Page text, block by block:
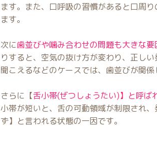
ます。また、口呼吸の習慣があると口周
ます。
次に歯並びや噛み合わせの問題も大きな要
りすると、空気の抜け方が変わり、正し
聞こえるなどのケースでは、歯並びが関係
さらに【舌小帯(ぜつしょうたい)】と呼ば
小帯が短いと、舌の可動領域が制限され
ず】と言われる状態の一因です。